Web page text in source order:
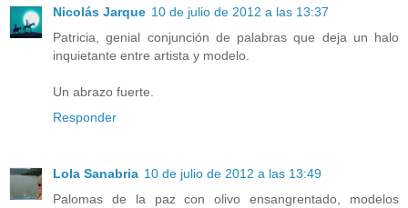
Nicolás Jarque 10 de julio de 2012 a las 13:37
Patricia, genial conjunción de palabras que deja un halo
inquietante entre artista y modelo.
Un abrazo fuerte.
Responder
Lola Sanabria 10 de julio de 2012 a las 13:49
Palomas de la paz con olivo ensangrentado, modelos